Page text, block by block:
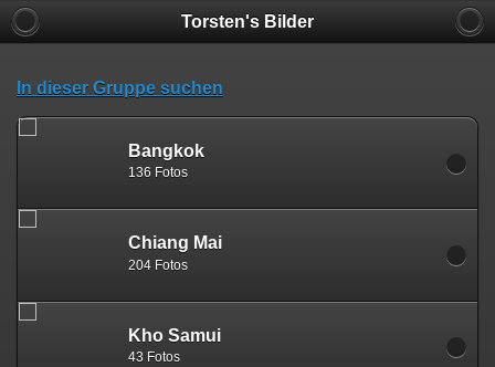
Torsten's Bilder
In dieser Gruppe suchen
Bangkok
136 Fotos
Chiang Mai
204 Fotos
Kho Samui
43 Fotos